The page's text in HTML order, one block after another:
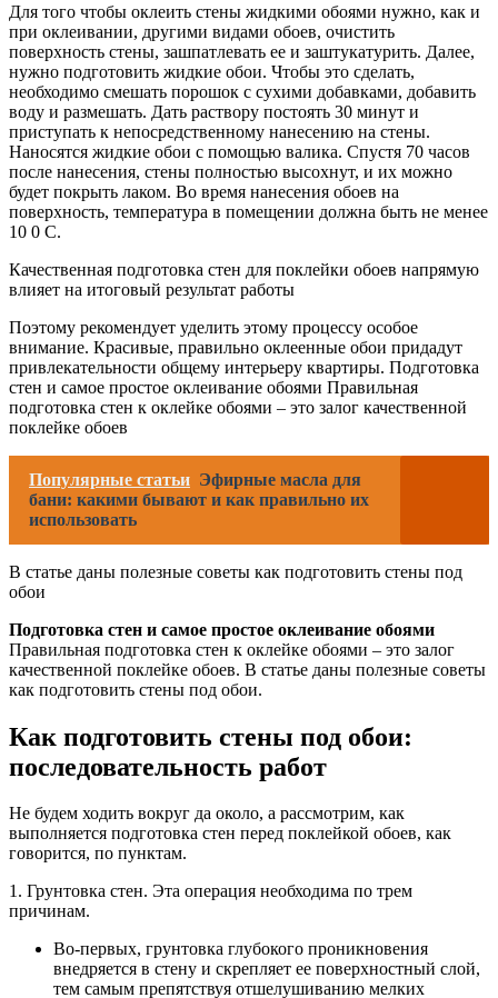
Для того чтобы оклеить стены жидкими обоями нужно, как и
при оклеивании, другими видами обоев, очистить
поверхность стены, зашпатлевать ее и заштукатурить. Далее,
нужно подготовить жидкие обои. Чтобы это сделать,
необходимо смешать порошок с сухими добавками, добавить
воду и размешать. Дать раствору постоять 30 минут и
приступать к непосредственному нанесению на стены.
Наносятся жидкие обои с помощью валика. Спустя 70 часов
после нанесения, стены полностью высохнут, и их можно
будет покрыть лаком. Во время нанесения обоев на
поверхность, температура в помещении должна быть не менее
10 0 С.
Качественная подготовка стен для поклейки обоев напрямую
влияет на итоговый результат работы
Поэтому рекомендует уделить этому процессу особое
внимание. Красивые, правильно оклеенные обои придадут
привлекательности общему интерьеру квартиры. Подготовка
стен и самое простое оклеивание обоями Правильная
подготовка стен к оклейке обоями – это залог качественной
поклейке обоев
Популярные статьи Эфирные масла для
бани: какими бывают и как правильно их
использовать
В статье даны полезные советы как подготовить стены под
обои
Подготовка стен и самое простое оклеивание обоями
Правильная подготовка стен к оклейке обоями – это залог
качественной поклейке обоев. В статье даны полезные советы
как подготовить стены под обои.
Как подготовить стены под обои:
последовательность работ
Не будем ходить вокруг да около, а рассмотрим, как
выполняется подготовка стен перед поклейкой обоев, как
говорится, по пунктам.
1. Грунтовка стен. Эта операция необходима по трем
причинам.
Во-первых, грунтовка глубокого проникновения
внедряется в стену и скрепляет ее поверхностный слой,
тем самым препятствуя отшелушиванию мелких